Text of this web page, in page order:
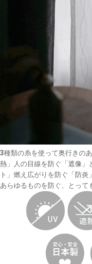
3種類の糸を使って奥行きの
熱」人の目線を防ぐ「遮像」
ト」燃え広がりを防ぐ「防炎
あらゆるものを防ぐ、とって